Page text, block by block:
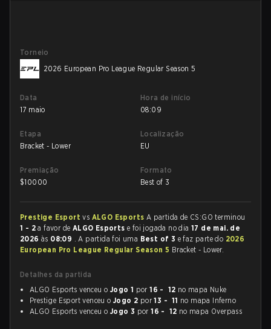
Torneio
2026 European Pro League Regular Season 5
Data
17 maio
Hora de início
08:09
Etapa
Bracket - Lower
Localização
EU
Premiação
$10000
Formato
Best of 3
Prestige Esportvs ALGO Esports A partida de CS:GO terminou
1 - 2 a favor de ALGO Esportse foi jogada no dia17 de mai. de
2026 às 08:09 . A partida foi uma Best of 3 e faz parte do 2026
European Pro League Regular Season 5 Bracket - Lower.
Detalhes da partida
ALGO Esports venceu o Jogo 1 por16 - 12 no mapa Nuke
Prestige Esport venceu o Jogo 2 por13 - 11 no mapa Inferno
ALGO Esports venceu o Jogo 3 por16 - 12 no mapa Overpass